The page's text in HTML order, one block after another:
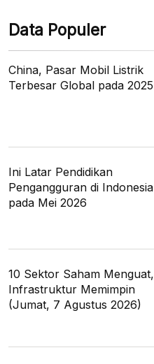
Data Populer
China, Pasar Mobil Listrik
Terbesar Global pada 2025
Ini Latar Pendidikan
Pengangguran di Indonesia
pada Mei 2026
10 Sektor Saham Menguat,
Infrastruktur Memimpin
(Jumat, 7 Agustus 2026)